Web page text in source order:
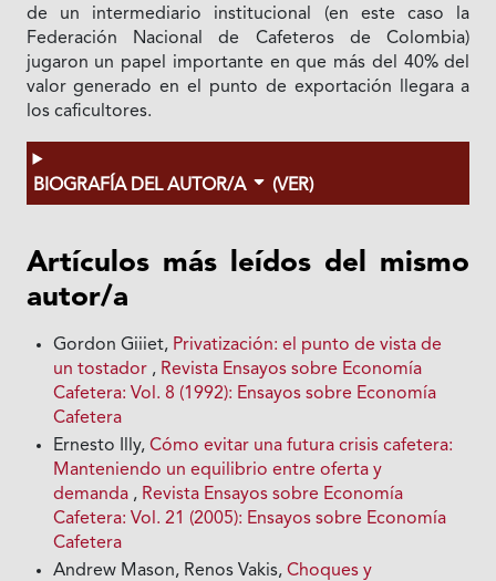
de un intermediario institucional (en este caso la
Federación Nacional de Cafeteros de Colombia)
jugaron un papel importante en que más del 40% del
valor generado en el punto de exportación llegara a
los caficultores.
BIOGRAFÍA DEL AUTOR/A (VER)
Artículos más leídos del mismo
autor/a
Gordon Giiiet, Privatización: el punto de vista de
un tostador , Revista Ensayos sobre Economía
Cafetera: Vol. 8 (1992): Ensayos sobre Economía
Cafetera
Ernesto Illy,Cómo evitar una futura crisis cafetera:
Manteniendo un equilibrio entre oferta y
demanda , Revista Ensayos sobre Economía
Cafetera: Vol. 21 (2005): Ensayos sobre Economía
Cafetera
Andrew Mason, Renos Vakis,Choques y